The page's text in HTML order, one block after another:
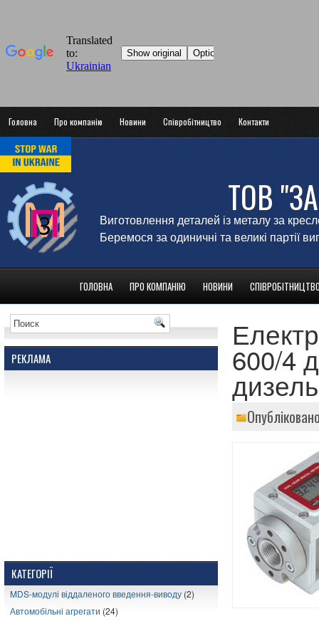
Головна Про компанію Новини Співробітництво Контакти
ТОВ
Виготовлення деталей із металу за
Беремося за одиничні та великі партії
ГОЛОВНА ПРО КОМПАНІЮ НОВИНИ
РЕКЛАМА
КАТЕГОРІЇ
MDS-модулі віддаленого введення-виводу (2)
Автомобільні агрегати (24)
600/4